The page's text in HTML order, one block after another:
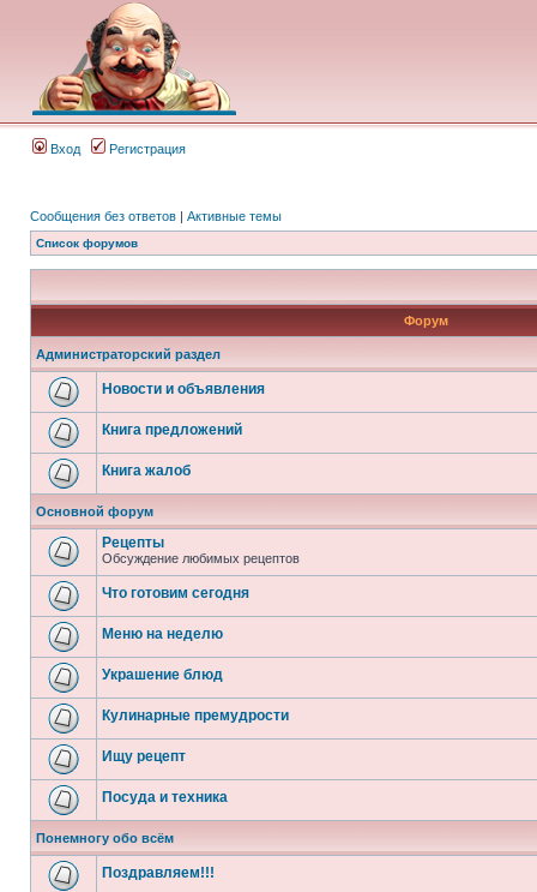
Вход Регистрация
Сообщения без ответов | Активные темы
Список форумов
Форум
Администраторский раздел
Новости и объявления
Книга предложений
Книга жалоб
Основной форум
Рецепты
Обсуждение любимых рецептов
Что готовим сегодня
Меню на неделю
Украшение блюд
Кулинарные премудрости
Ищу рецепт
Посуда и техника
Понемногу обо всём
Поздравляем!!!